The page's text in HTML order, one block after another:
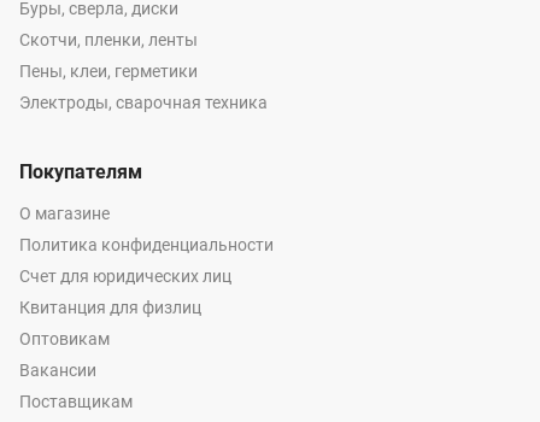
Буры, сверла, диски
Скотчи, пленки, ленты
Пены, клеи, герметики
Электроды, сварочная техника
Покупателям
О магазине
Политика конфиденциальности
Счет для юридических лиц
Квитанция для физлиц
Оптовикам
Вакансии
Поставщикам